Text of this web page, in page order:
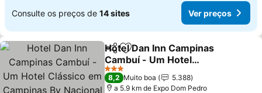
Consulte os preços de 14 sites Ver preços
PartilharAdicionar aos favoritos
Hotel Dan Inn Campinas
Cambuí - Um Hotel
Clássico em Campinas By
Nacional Inn
3 Estrelas
8,2 Muito boa
5.388
a 5.9 km de Expo Dom Pedro